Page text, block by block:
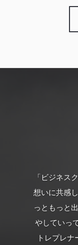
「ビジネス
想いに共感
っともっと
やしていっ
トレプレ